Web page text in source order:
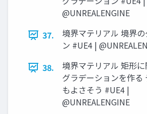
@UNREALENGINE
37.
境界マテリアル 境界
ン #UE4 |
38.
境界マテリアル 矩形
グラデーションを作る
もよさそう #UE4 |
@UNREALENGINE